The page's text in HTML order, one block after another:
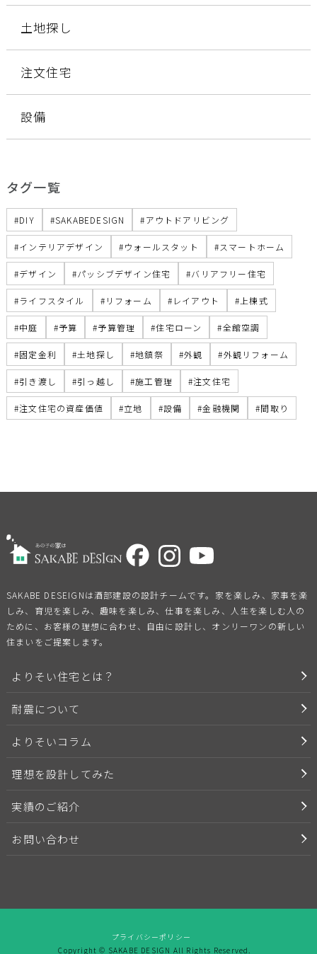
土地探し
注文住宅
設備
タグ一覧
DIY SAKABEDESIGN アウトドアリビング
インテリアデザイン ウォールスタット スマートホーム
デザイン パッシブデザイン住宅 バリアフリー住宅
ライフスタイル リフォーム レイアウト 上棟式
中庭 予算 予算管理 住宅ローン 全館空調
固定金利 土地探し 地鎮祭 外観 外観リフォーム
引き渡し 引っ越し 施工管理 注文住宅
注文住宅の資産価値 立地 設備 金融機関 間取り
SAKABE DESEIGNは酒部建設の設計チームです。家を楽しみ、家事を楽
しみ、育児を楽しみ、趣味を楽しみ、仕事を楽しみ、人生を楽しむ人の
ために、お客様の理想に合わせ、自由に設計し、オンリーワンの新しい
住まいをご提案します。
よりそい住宅とは？
耐震について
よりそいコラム
理想を設計してみた
実績のご紹介
お問い合わせ
プライバシーポリシー
Copyright © SAKABE DESIGN All Rights Reserved.